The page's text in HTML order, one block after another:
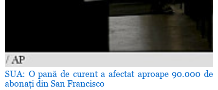
SUA: O pană de curent a afectat aproape 90.000 de
abonaţi din San Francisco